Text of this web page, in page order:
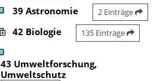
39 Astronomie 2 Einträge
42 Biologie 135 Einträge
43 Umweltforschung,
Umweltschutz